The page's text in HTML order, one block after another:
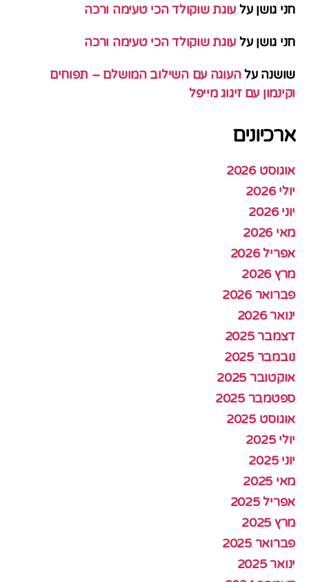
חני גושן על עוגת שוקולד הכי טעימה ורכה
חני גושן על עוגת שוקולד הכי טעימה ורכה
שושנה עלהעוגה עם השילוב המושלם – תפוחים
וקינמון עם זיגוג מייפל
ארכיונים
אוגוסט 2026
יולי 2026
יוני 2026
מאי 2026
אפריל 2026
מרץ 2026
פברואר 2026
ינואר 2026
דצמבר 2025
נובמבר 2025
אוקטובר 2025
ספטמבר 2025
אוגוסט 2025
יולי 2025
יוני 2025
מאי 2025
אפריל 2025
מרץ 2025
פברואר 2025
ינואר 2025